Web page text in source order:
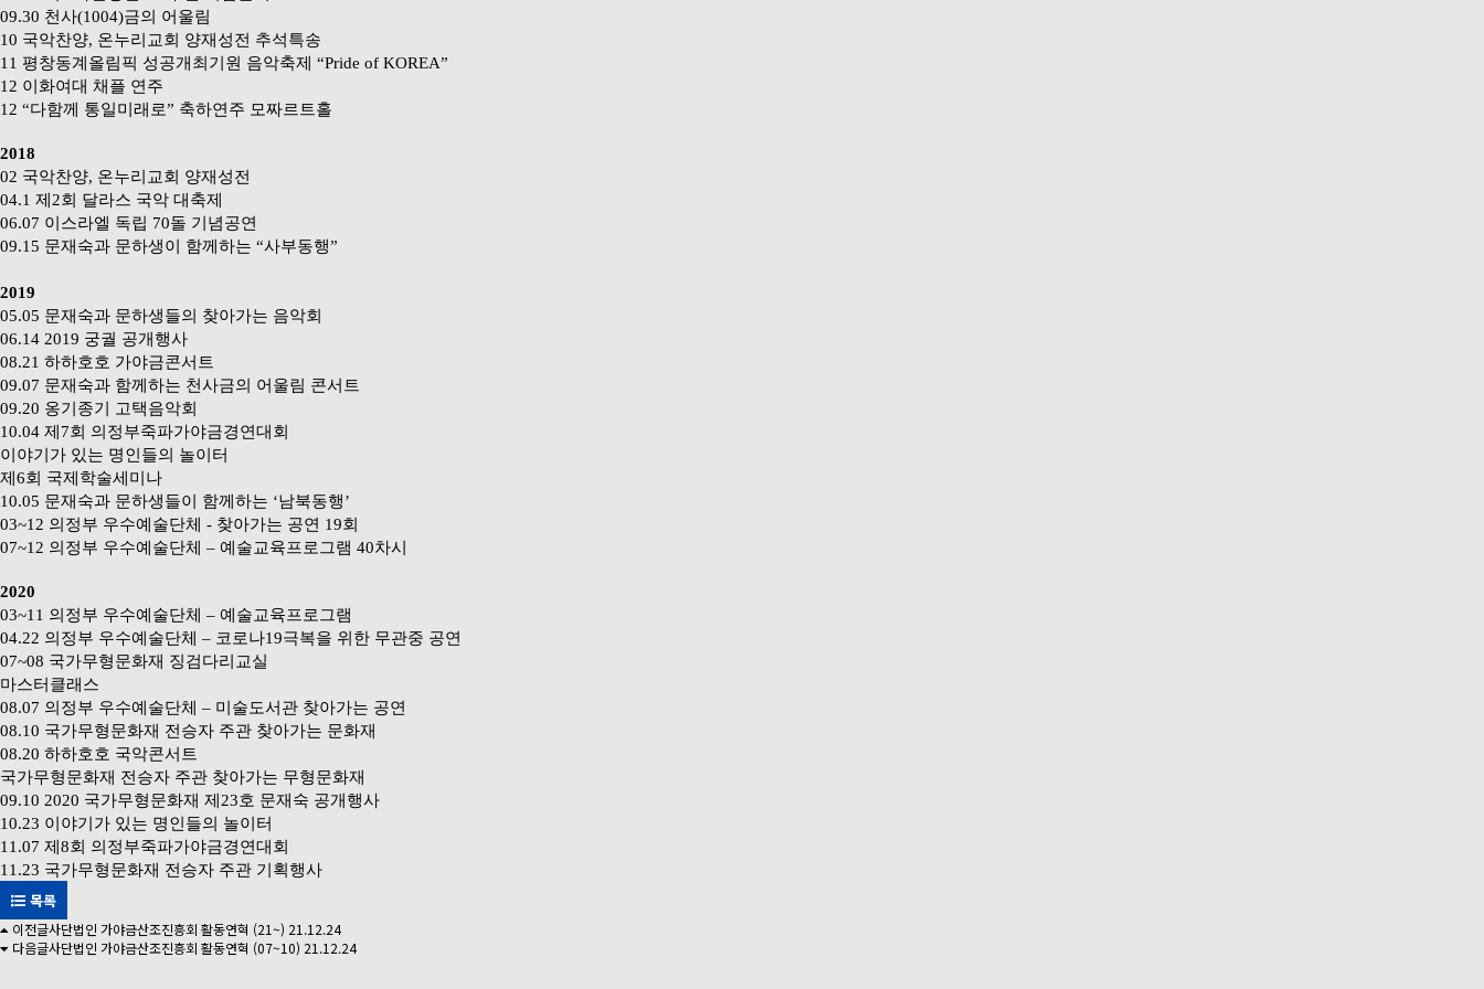
09.30 천사(1004)금의 어울림
10 국악찬양, 온누리교회 양재성전 추석특송
11 평창동계올림픽 성공개최기원 음악축제 “Pride of KOREA”
12 이화여대 채플 연주
12 “다함께 통일미래로” 축하연주 모짜르트홀
2018
02 국악찬양, 온누리교회 양재성전
04.1 제 2회 달라스 국악 대축제
06.07 이스라엘 독립 70돌 기념공연
09.15 문재숙과 문하생이 함께하는 “사부동행”
2019
05.05 문재숙과 문하생들의 찾아가는 음악회
06.14 2019 궁궐 공개행사
08.21 하하호호 가야금콘서트
09.07 문재숙과 함께하는 천사금의 어울림 콘서트
09.20 옹기종기 고택음악회
10.04 제 7회 의정부죽파가야금경연대회
이야기가 있는 명인들의 놀이터
제 6회 국제학술세미나
10.05 문재숙과 문하생들이 함께하는 ‘남북동행’
03~12 의정부 우수예술단체 - 찾아가는 공연 19회
07~12 의정부 우수예술단체 – 예술교육프로그램 40차시
2020
03~11 의정부 우수예술단체 – 예술교육프로그램
04.22 의정부 우수예술단체 – 코로나19극복을 위한 무관중 공연
07~08 국가무형문화재 징검다리교실
마스터클래스
08.07 의정부 우수예술단체 – 미술도서관 찾아가는 공연
08.10 국가무형문화재 전승자 주관 찾아가는 문화재
08.20 하하호호 국악콘서트
국가무형문화재 전승자 주관 찾아가는 무형문화재
09.10 2020 국가무형문화재 제 23호 문재숙 공개행사
10.23 이야기가 있는 명인들의 놀이터
11.07 제 8회 의정부죽파가야금경연대회
11.23 국가무형문화재 전승자 주관 기획행사
목록
이전글사단법인 가야금산조진흥회 활동연혁 (21~) 21.12.24
다음글사단법인 가야금산조진흥회 활동연혁 (07~10) 21.12.24